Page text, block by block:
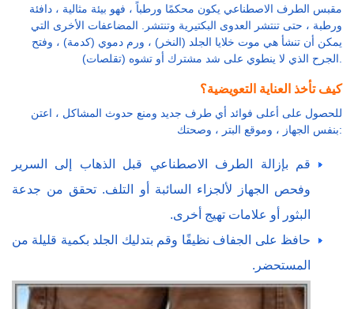
مقبس الطرف الاصطناعي يكون محكمًا ورطباً ، فهو بيئة مثالية ، دافئة
ورطبة ، حتى تنتشر العدوى البكتيرية وتنتشر. المضاعفات الأخرى التي
يمكن أن تنشأ هي موت خلايا الجلد (النخر) ، ورم دموي (كدمة) ، وفتح
الجرح الذي لا ينطوي على شد مشترك أو تشوه (تقلصات).
كيف تأخذ العناية التعويضية؟
للحصول على أعلى فوائد أي طرف جديد ومنع حدوث المشاكل ، اعتن
بنفس الجهاز ، وموقع البتر ، وصحتك:
قم بإزالة الطرف الاصطناعي قبل الذهاب إلى السرير
وفحص الجهاز لألجزاء السائبة أو التلف. تحقق من جدعة
البثور أو علامات تهيج أخرى.
حافظ على الجفاف نظيفًا وقم بتدليك الجلد بكمية قليلة من
المستحضر.